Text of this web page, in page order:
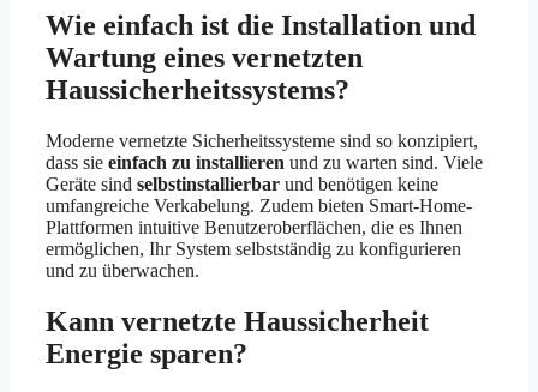
Wie einfach ist die Installation und
Wartung eines vernetzten
Haussicherheitssystems?
Moderne vernetzte Sicherheitssysteme sind so konzipiert,
dass sie einfach zu installieren und zu warten sind. Viele
Geräte sind selbstinstallierbar und benötigen keine
umfangreiche Verkabelung. Zudem bieten Smart-Home-
Plattformen intuitive Benutzeroberflächen, die es Ihnen
ermöglichen, Ihr System selbstständig zu konfigurieren
und zu überwachen.
Kann vernetzte Haussicherheit
Energie sparen?